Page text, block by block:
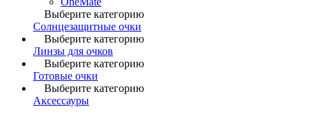
Выберите категорию
Солнцезащитные очки
Выберите категорию
Линзы для очков
Выберите категорию
Готовые очки
Выберите категорию
Аксессауры